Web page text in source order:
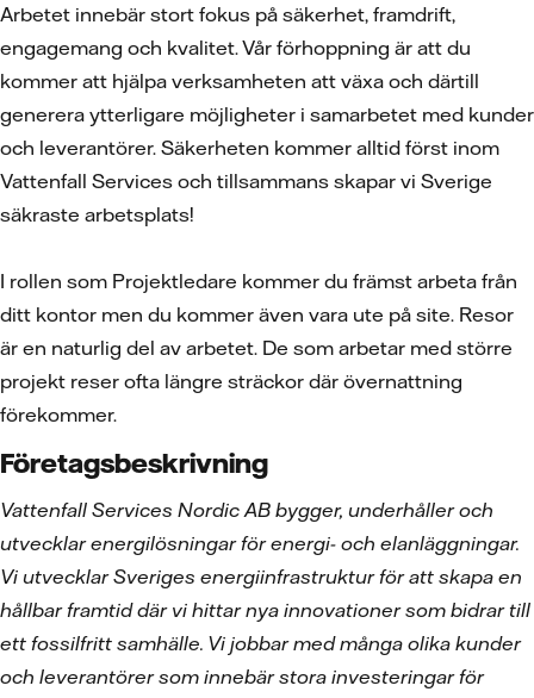
Arbetet innebär stort fokus på säkerhet, framdrift,
engagemang och kvalitet. Vår förhoppning är att du
kommer att hjälpa verksamheten att växa och därtill
generera ytterligare möjligheter i samarbetet med kunder
och leverantörer. Säkerheten kommer alltid först inom
Vattenfall Services och tillsammans skapar vi Sverige
säkraste arbetsplats!
I rollen som Projektledare kommer du främst arbeta från
ditt kontor men du kommer även vara ute på site. Resor
är en naturlig del av arbetet. De som arbetar med större
projekt reser ofta längre sträckor där övernattning
förekommer.
Företagsbeskrivning
Vattenfall Services Nordic AB bygger, underhåller och
utvecklar energilösningar för energi- och elanläggningar.
Vi utvecklar Sveriges energiinfrastruktur för att skapa en
hållbar framtid där vi hittar nya innovationer som bidrar till
ett fossilfritt samhälle. Vi jobbar med många olika kunder
och leverantörer som innebär stora investeringar för